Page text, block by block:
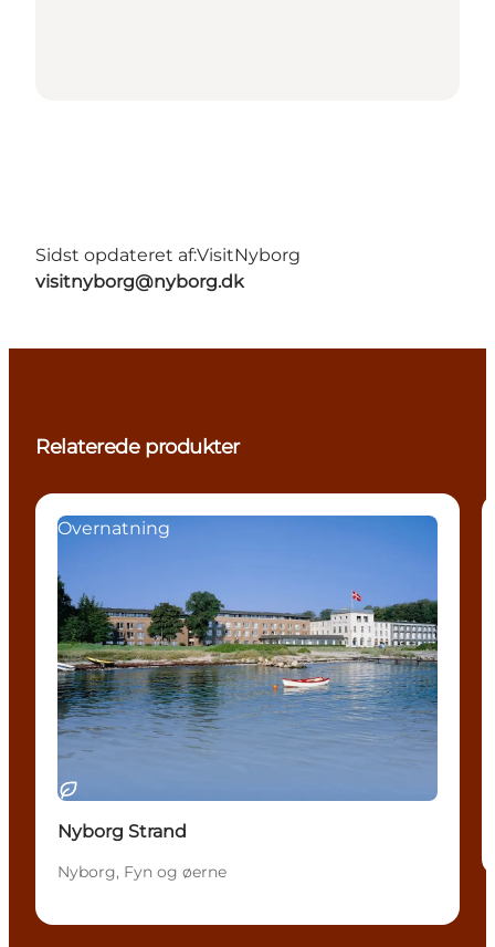
Sidst opdateret af:VisitNyborg
visitnyborg@nyborg.dk
Relaterede produkter
Bæredygtige oplevelser
Overnatning
Nyborg Strand
Nyborg, Fyn og øerne